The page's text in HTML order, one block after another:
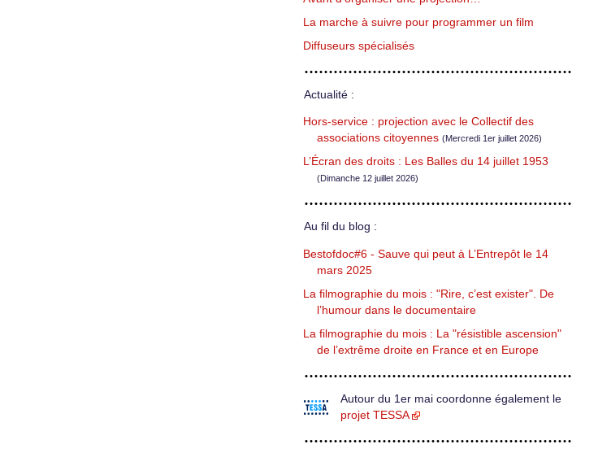
La marche à suivre pour programmer un film
Diffuseurs spécialisés
Actualité :
Hors-service : projection avec le Collectif des
associations citoyennes (Mercredi 1er juillet 2026)
L’Écran des droits : Les Balles du 14 juillet 1953
(Dimanche 12 juillet 2026)
Au fil du blog :
Bestofdoc#6 - Sauve qui peut à L’Entrepôt le 14
mars 2025
La filmographie du mois : "Rire, c’est exister". De
l’humour dans le documentaire
La filmographie du mois : La "résistible ascension"
de l’extrême droite en France et en Europe
Autour du 1er mai coordonne également le
projet TESSA